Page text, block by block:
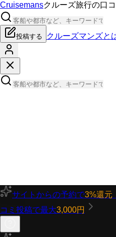
Cruisemansクルーズ旅行の口
投稿する クルーズマンズと
サイトからの予約で3%還元
コミ投稿で最大3,000円